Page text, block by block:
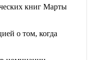
книг Марты
о том, когда